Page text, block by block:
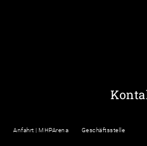
Anfahrt | MHPArena Geschäftsstelle